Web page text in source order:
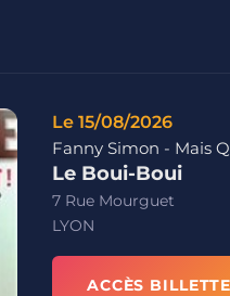
Le 15/08/2026
Fanny Simon - Mais
Le Boui-Boui
7 Rue Mourguet
LYON
ACCÈS